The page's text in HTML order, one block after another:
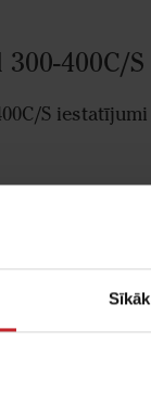
400C/S
S iestatījumi
S
uzturēt
veikts